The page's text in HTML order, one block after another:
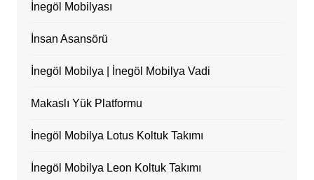
İnegöl Mobilyası
İnsan Asansörü
İnegöl Mobilya | İnegöl Mobilya Vadi
Makaslı Yük Platformu
İnegöl Mobilya Lotus Koltuk Takımı
İnegöl Mobilya Leon Koltuk Takımı